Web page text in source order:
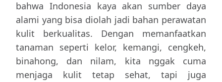
bahwa Indonesia kaya akan sumber daya
alami yang bisa diolah jadi bahan perawatan
kulit berkualitas. Dengan memanfaatkan
tanaman seperti kelor, kemangi, cengkeh,
binahong, dan nilam, kita nggak cuma
menjaga kulit tetap sehat, tapi juga